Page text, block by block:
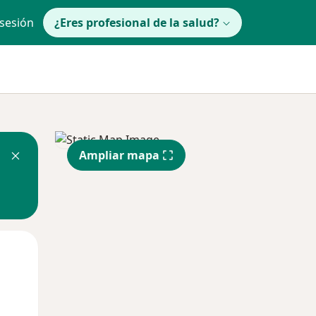
¿Eres profesional de la salud?
Ampliar mapa